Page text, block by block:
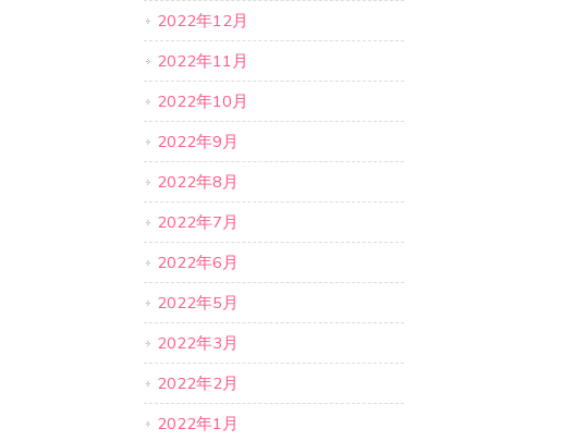
2022年12月
2022年11月
2022年10月
2022年9月
2022年8月
2022年7月
2022年6月
2022年5月
2022年3月
2022年2月
2022年1月